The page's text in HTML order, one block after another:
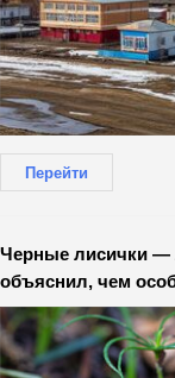
Перейти
Черные лисички —
объяснил, чем